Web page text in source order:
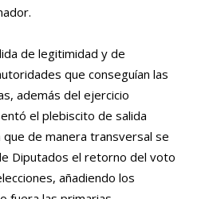
de legitimidad y de
que conseguían las
además del ejercicio
el plebiscito de salida
de manera transversal se
Diputados el retorno del voto
añadiendo los